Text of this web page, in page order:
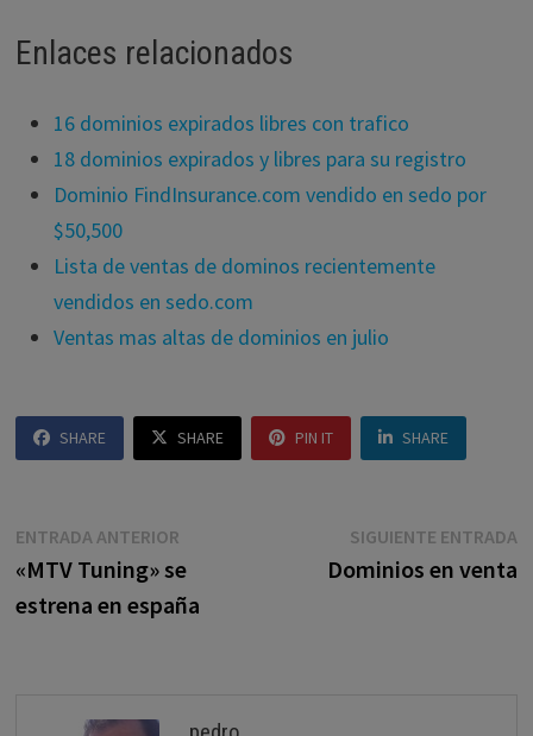
Enlaces relacionados
16 dominios expirados libres con trafico
18 dominios expirados y libres para su registro
Dominio FindInsurance.com vendido en sedo por
$50,500
Lista de ventas de dominos recientemente
vendidos en sedo.com
Ventas mas altas de dominios en julio
SHARE SHARE PIN IT SHARE
Navegación
de
ENTRADA ANTERIOREntrada
anterior:
«MTV Tuning» se
estrena en españa
SIGUIENTE ENTRADA
Dominios en venta